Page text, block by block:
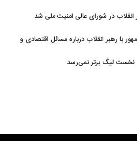
در شورای عالی امنیت ملی شد
با رهبر انقلاب درباره مسائل اقتصادی و
نخست لیگ برتر نمی‌رسد